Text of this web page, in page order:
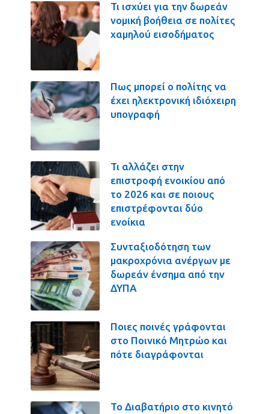
Τι ισχύει για την δωρεάν
νομική βοήθεια σε πολίτες
χαμηλού εισοδήματος
Πως μπορεί ο πολίτης να
έχει ηλεκτρονική ιδιόχειρη
υπογραφή
Τι αλλάζει στην
επιστροφή ενοικίου από
το 2026 και σε ποιους
επιστρέφονται δύο
ενοίκια
Συνταξιοδότηση των
μακροχρόνια ανέργων με
δωρεάν ένσημα από την
ΔΥΠΑ
Ποιες ποινές γράφονται
στο Ποινικό Μητρώο και
πότε διαγράφονται
Το Διαβατήριο στο κινητό